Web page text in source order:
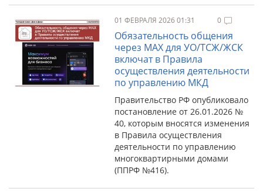
01 ФЕВРАЛЯ 2026 01:31 0
Обязательность общения
через МАХ для УО/ТСЖ/ЖСК
включат в Правила
осуществления деятельности
по управлению МКД
Правительство РФ опубликовало
постановление от 26.01.2026 №
40, которым вносятся изменения
в Правила осуществления
деятельности по управлению
многоквартирными домами
(ППРФ №416).